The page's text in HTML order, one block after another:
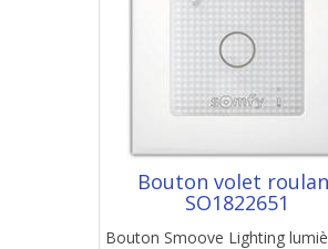
Bouton volet
SO1822651
Bouton Smoove Lighting